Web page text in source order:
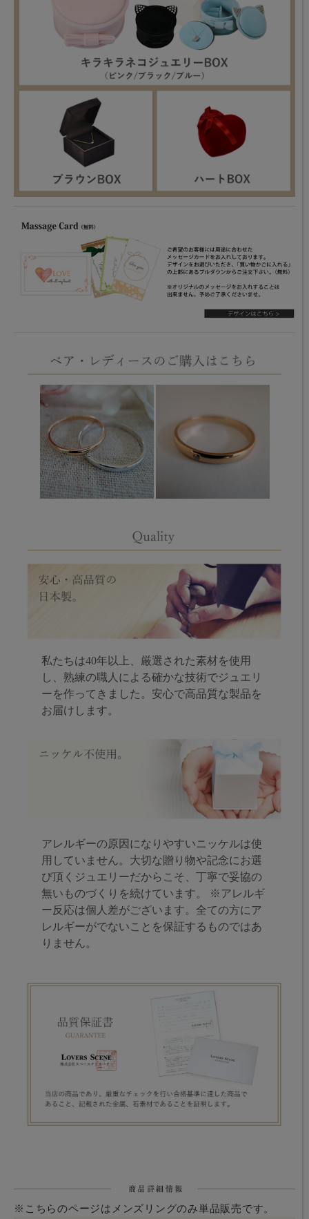
私たちは40年以上、厳選された素材を使用
し、熟練の職人による確かな技術でジュエリ
ーを作ってきました。安心で高品質な製品を
お届けします。
アレルギーの原因になりやすいニッケルは使
用していません。大切な贈り物や記念にお選
び頂くジュエリーだからこそ、丁寧で妥協の
無いものづくりを続けています。 ※アレルギ
ー反応は個人差がございます。全ての方にア
レルギーがでないことを保証するものではあ
りません。
※こちらのページはメンズリングのみ単品販売です。